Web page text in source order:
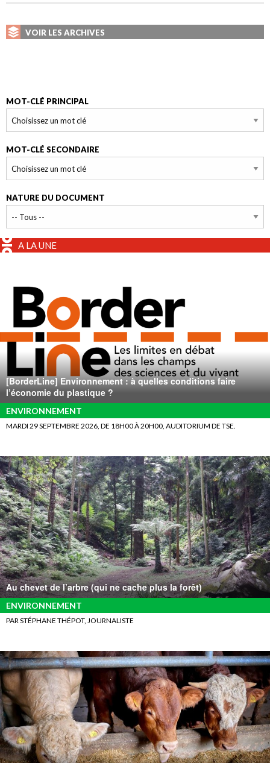
VOIR LES ARCHIVES
MOT-CLÉ PRINCIPAL
MOT-CLÉ SECONDAIRE
NATURE DU DOCUMENT
A LA UNE
[BorderLine] Environnement : à quelles conditions faire
l’économie du plastique ?
ENVIRONNEMENT
MARDI 29 SEPTEMBRE 2026, DE 18H00 À 20H00, AUDITORIUM DE TSE.
Au chevet de l’arbre (qui ne cache plus la forêt)
ENVIRONNEMENT
PAR STÉPHANE THÉPOT, JOURNALISTE